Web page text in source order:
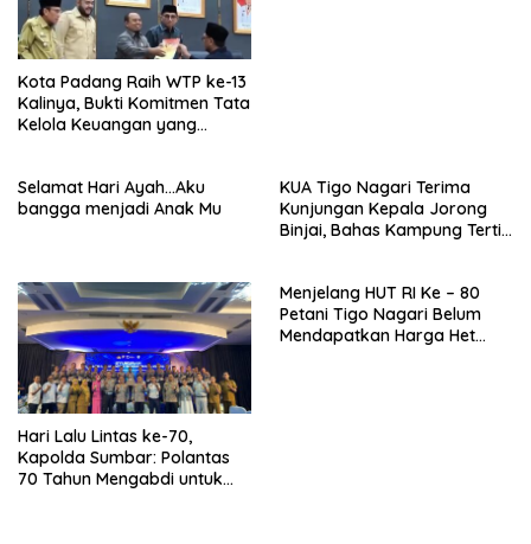
Kota Padang Raih WTP ke-13
Kalinya, Bukti Komitmen Tata
Kelola Keuangan yang
Selamat Hari Ayah…Aku
bangga menjadi Anak Mu
KUA Tigo Nagari Terima
Kunjungan Kepala Jorong
Binjai, Bahas Kampung Tertib
Hari Lalu Lintas ke-70,
Kapolda Sumbar: Polantas
70 Tahun Mengabdi untuk
Menjelang HUT RI Ke – 80
Petani Tigo Nagari Belum
Mendapatkan Harga Het